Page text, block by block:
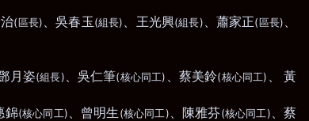
治( 區長) 、吳春玉(組長) 、王光興(組長) 、蕭家正( 區長)
月姿(組長) 、吳仁筆(核心同工) 、蔡美鈴(核心同工)
黃
錦(核心同工) 、曾明生(核心同工) 陳雅芬(核心同工) 、蔡